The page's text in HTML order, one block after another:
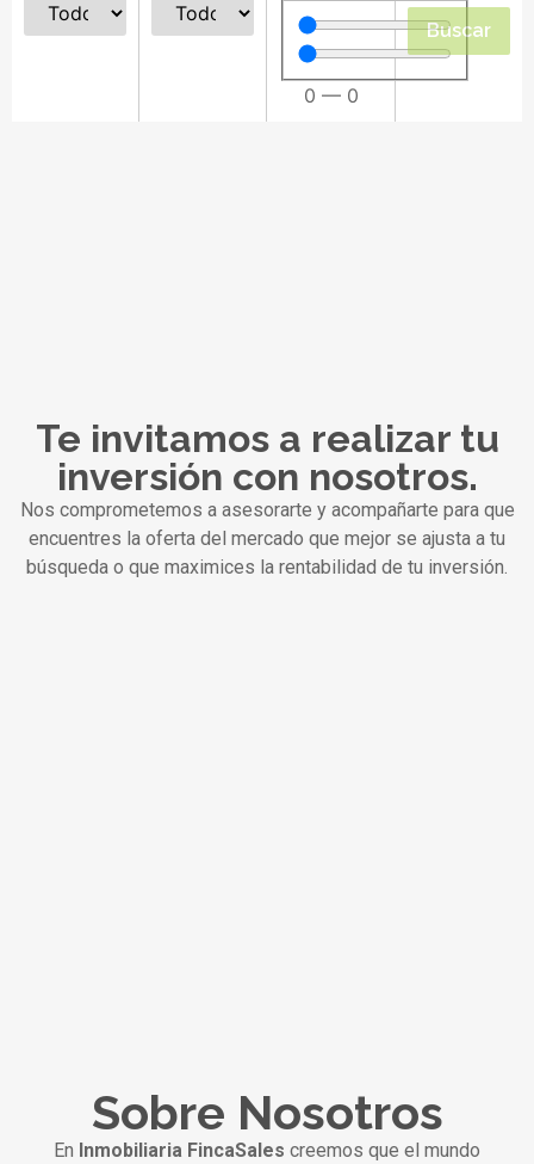
0 — 0
Buscar
Te invitamos a realizar tu
inversión con nosotros.
Nos comprometemos a asesorarte y acompañarte para que
encuentres la oferta del mercado que mejor se ajusta a tu
búsqueda o que maximices la rentabilidad de tu inversión.
Sobre Nosotros
En Inmobiliaria FincaSales creemos que el mundo